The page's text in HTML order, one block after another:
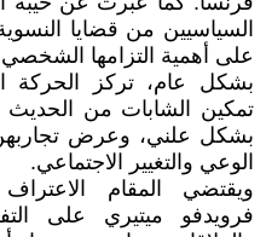
السياسيين من قضايا
على أهمية التزامها
بشكل عام، تركز الحركة
تمكين الشابات من
بشكل علني، وعرض
الوعي والتغيير الاجتماعي.
ويقتضي المقام الاعتراف
فرويدفو ميتيري على